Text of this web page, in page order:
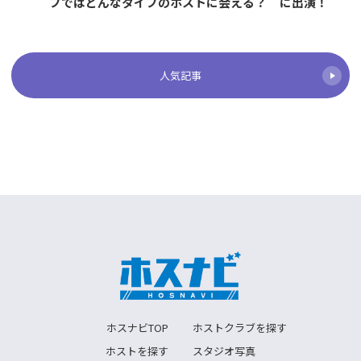
人気記事
ホスナビTOP
ホストクラブを探す
ホストを探す
スタジオ写真